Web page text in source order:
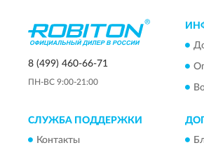
8 (499) 460-66-71
ПН-ВС 9:00-21:00
СЛУЖБА ПОДДЕРЖКИ
Контакты